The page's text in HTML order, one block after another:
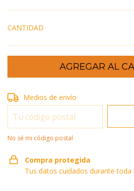
CANTIDAD
Entregas para el CP:
Medios de envío
No sé mi código postal
Compra protegida
Tus datos cuidados durante toda